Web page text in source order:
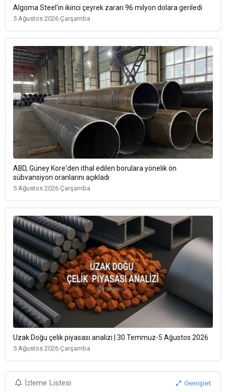
Algoma Steel'in ikinci çeyrek zararı 96 milyon dolara geriledi
5 Ağustos 2026 Çarşamba
ABD, Güney Kore'den ithal edilen borulara yönelik ön
sübvansiyon oranlarını açıkladı
5 Ağustos 2026 Çarşamba
Uzak Doğu çelik piyasası analizi | 30 Temmuz-5 Ağustos 2026
5 Ağustos 2026 Çarşamba
İzleme Listesi Genişlet